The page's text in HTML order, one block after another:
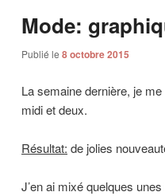
Mode:
Publié le 8 octobre 2015
La semaine dernière, je
midi et deux.
Résultat: de jolies
J’en ai mixé quelques